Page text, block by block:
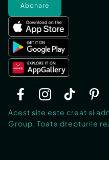
Abonare
Acest site este creat si
Group. Toate drepturile